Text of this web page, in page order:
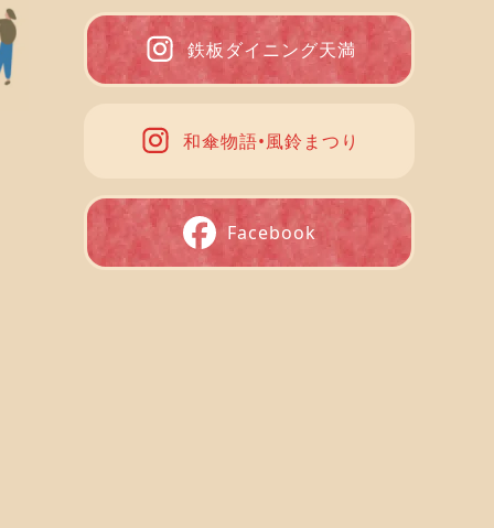
鉄板ダイニング天満
和傘物語•風鈴まつり
Facebook